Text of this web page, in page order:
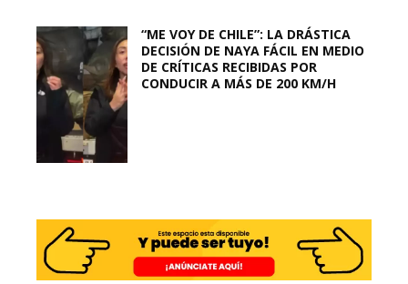
“ME VOY DE CHILE”: LA DRÁSTICA
DECISIÓN DE NAYA FÁCIL EN MEDIO
DE CRÍTICAS RECIBIDAS POR
CONDUCIR A MÁS DE 200 KM/H